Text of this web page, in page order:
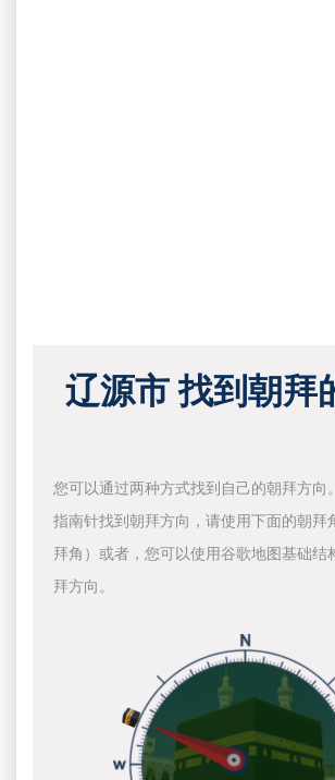
辽源市 找到朝拜
您可以通过两种方式找到自己的朝拜方向
指南针找到朝拜方向，请使用下面的朝拜
拜角）或者，您可以使用谷歌地图基础结
拜方向。